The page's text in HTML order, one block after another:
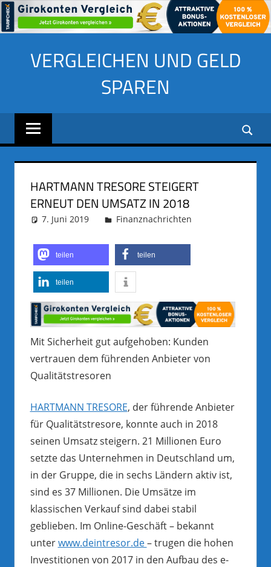
VERGLEICHEN UND GELD
SPAREN
HARTMANN TRESORE STEIGERT
ERNEUT DEN UMSATZ IN 2018
7. Juni 2019 adminus
Finanznachrichten
teilen teilen
teilen
Mit Sicherheit gut aufgehoben: Kunden
vertrauen dem führenden Anbieter von
Qualitätstresoren
HARTMANN TRESORE, der führende Anbieter
für Qualitätstresore, konnte auch in 2018
seinen Umsatz steigern. 21 Millionen Euro
setzte das Unternehmen in Deutschland um,
in der Gruppe, die in sechs Ländern aktiv ist,
sind es 37 Millionen. Die Umsätze im
klassischen Verkauf sind dabei stabil
geblieben. Im Online-Geschäft – bekannt
unterwww.deintresor.de– trugen die hohen
Investitionen von 2017 in den Aufbau des e-